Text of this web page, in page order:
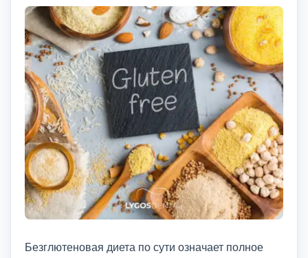
Безглютеновая диета по сути означает полное